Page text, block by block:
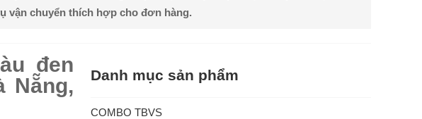
vận chuyển thích hợp cho đơn hàng.
đen
Nẵng,
Danh mục sản phẩm
COMBO TBVS